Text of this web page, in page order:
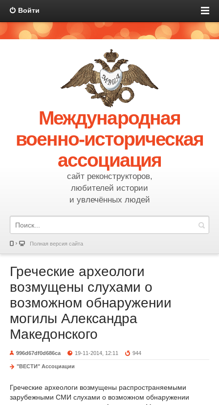
Войти
Международная
военно-историческая
ассоциация
сайт реконструкторов,
любителей истории
и увлечённых людей
Полная версия сайта
Греческие археологи
возмущены слухами о
возможном обнаружении
могилы Александра
Македонского
996d67df0d686ca 19-11-2014, 12:11 944
"ВЕСТИ" Ассоциации
Греческие археологи возмущены распространяемыми
зарубежными СМИ слухами о возможном обнаружении